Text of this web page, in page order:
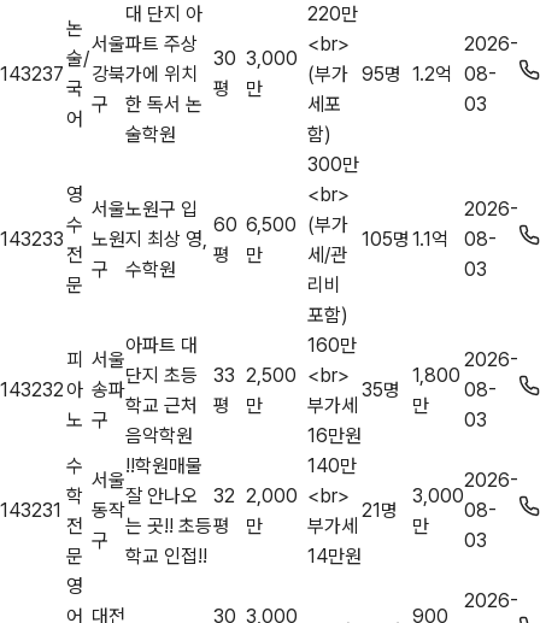
143237
논
술/
국
어
서울
강북
구
대 단지 아
파트 주상
가에 위치
한 독서 논
술학원
30
평
3,000
만
220만
<br>
(부가
세포
함)
95명 1.2억
2026-
08-
03
143233
영
수
전
문
서울
노원
구
노원구 입
지 최상 영,
수학원
60
평
6,500
만
300만
<br>
(부가
세/관
리비
포함)
105명 1.1억
2026-
08-
03
143232
피
아
노
서울
송파
구
아파트 대
단지 초등
학교 근처
음악학원
33
평
2,500
만
160만
<br>
부가세
16만원
35명
1,800
만
2026-
08-
03
143231
수
학
전
문
서울
동작
구
!!학원매물
잘 안나오
는 곳!! 초등
학교 인접!!
32
평
2,000
만
140만
<br>
부가세
14만원
21명
3,000
만
2026-
08-
03
영
어 대전 30 3,000 900
2026-